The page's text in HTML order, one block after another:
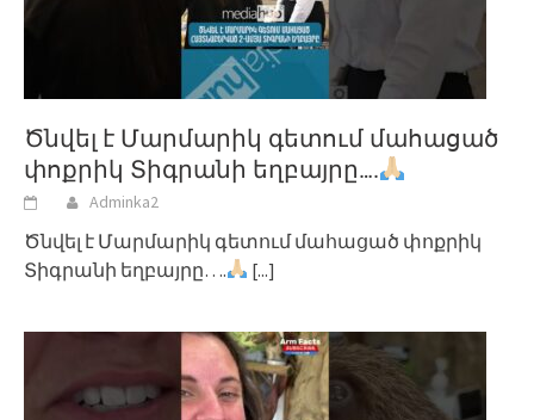
Ծնվել է Մարմարիկ գետում մահացած
փոքրիկ Տիգրանի եղբայրը….
Adminka2
Ծնվել է Մարմարիկ գետում մահացած փոքրիկ
Տիգրանի եղբայրը….
[...]